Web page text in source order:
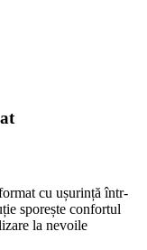
cu ușurință într-
sporește confortul
la nevoile